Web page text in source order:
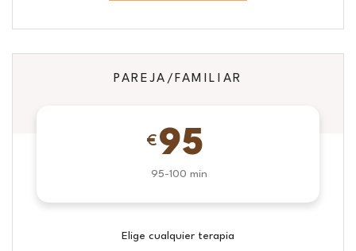
PAREJA/FAMILIAR
€ 95
95-100 min
Elige cualquier terapia